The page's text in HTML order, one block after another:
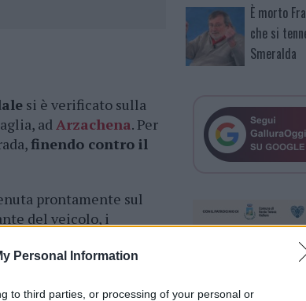
Personal Information
to third parties, or processing of your personal or
si è verificato sulla
adArzachena. Per
finendo contro il
prontamente sul
del veicolo, i
Successivamente,
, giunti
È morto
che si
Smeralda